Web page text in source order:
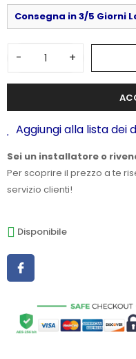
Consegna in 3/5 Giorni
- +
Aggiungi alla lista dei
Sei un installatore o
Per scoprire il prezzo a te
servizio clienti!
Disponibile